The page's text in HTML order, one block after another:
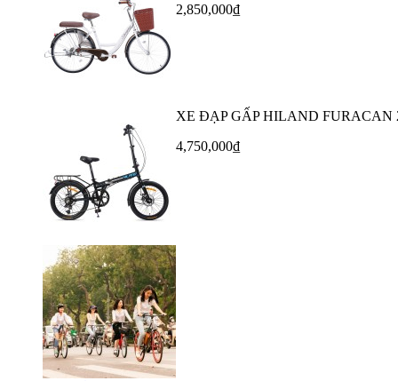
2,850,000₫
XE ĐẠP GẤP HILAND FURACAN
4,750,000₫